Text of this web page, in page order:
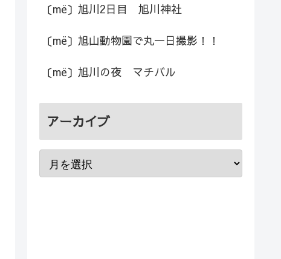
〔më〕旭川2日目 旭川神社
〔më〕旭山動物園で丸一日撮影！！
〔më〕旭川の夜 マチバル
アーカイブ